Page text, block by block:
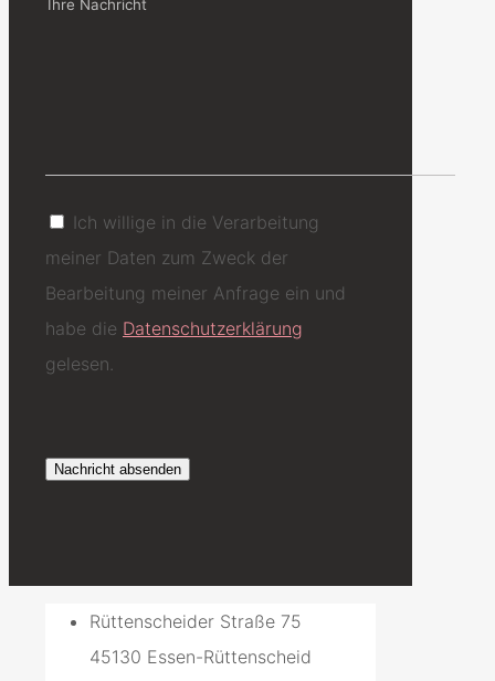
Ich willige in die Verarbeitung
meiner Daten zum Zweck der
Bearbeitung meiner Anfrage ein und
habe die Datenschutzerklärung
gelesen.
Rüttenscheider Straße 75
45130 Essen-Rüttenscheid